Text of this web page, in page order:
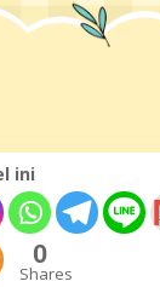
ini
0
Shares